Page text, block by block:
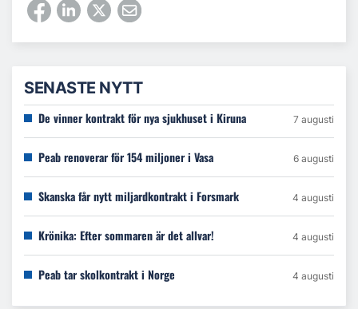
SENASTE NYTT
De vinner kontrakt för nya sjukhuset i Kiruna 7 augusti
Peab renoverar för 154 miljoner i Vasa 6 augusti
Skanska får nytt miljardkontrakt i Forsmark 4 augusti
Krönika: Efter sommaren är det allvar! 4 augusti
Peab tar skolkontrakt i Norge 4 augusti